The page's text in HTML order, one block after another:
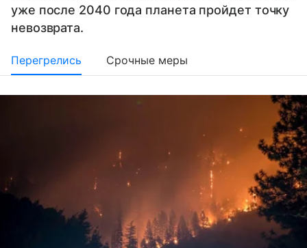
уже после 2040 года планета пройдет точку
невозврата.
Перегрелись Срочные меры